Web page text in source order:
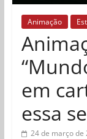
Animação
em
essa
24 de março de